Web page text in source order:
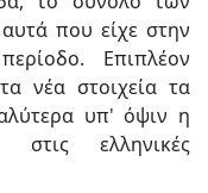
που είχε στην
Επιπλέον
νέα στοιχεία τα
υπ' όψιν η
στις ελληνικές